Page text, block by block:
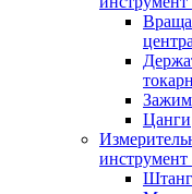
центра
Цанги
инструмент